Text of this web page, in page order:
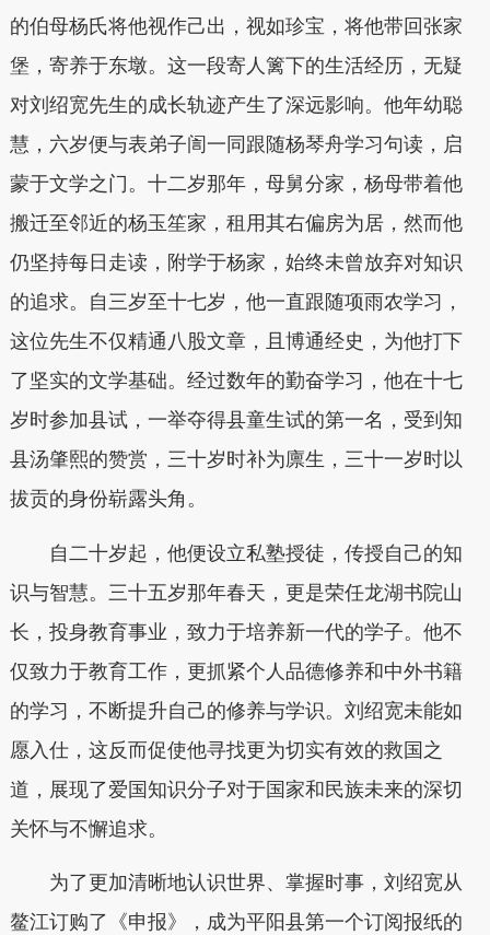
的伯母杨氏将他视作己出，视如珍宝，将他带回张家
堡，寄养于东墩。这一段寄人篱下的生活经历，无疑
对刘绍宽先生的成长轨迹产生了深远影响。他年幼聪
慧，六岁便与表弟子訚一同跟随杨琴舟学习句读，启
蒙于文学之门。十二岁那年，母舅分家，杨母带着他
搬迁至邻近的杨玉笙家，租用其右偏房为居，然而他
仍坚持每日走读，附学于杨家，始终未曾放弃对知识
的追求。自三岁至十七岁，他一直跟随项雨农学习，
这位先生不仅精通八股文章，且博通经史，为他打下
了坚实的文学基础。经过数年的勤奋学习，他在十七
岁时参加县试，一举夺得县童生试的第一名，受到知
县汤肇熙的赞赏，三十岁时补为廪生，三十一岁时以
拔贡的身份崭露头角。
自二十岁起，他便设立私塾授徒，传授自己的知
识与智慧。三十五岁那年春天，更是荣任龙湖书院山
长，投身教育事业，致力于培养新一代的学子。他不
仅致力于教育工作，更抓紧个人品德修养和中外书籍
的学习，不断提升自己的修养与学识。刘绍宽未能如
愿入仕，这反而促使他寻找更为切实有效的救国之
道，展现了爱国知识分子对于国家和民族未来的深切
关怀与不懈追求。
为了更加清晰地认识世界、掌握时事，刘绍宽从
鳌江订购了《申报》，成为平阳县第一个订阅报纸的